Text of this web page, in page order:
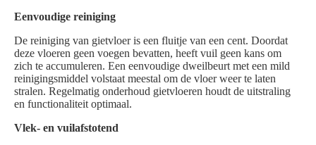
Eenvoudige reiniging
De reiniging van gietvloer is een fluitje van een cent. Doordat
deze vloeren geen voegen bevatten, heeft vuil geen kans om
zich te accumuleren. Een eenvoudige dweilbeurt met een mild
reinigingsmiddel volstaat meestal om de vloer weer te laten
stralen. Regelmatig onderhoud gietvloeren houdt de uitstraling
en functionaliteit optimaal.
Vlek- en vuilafstotend